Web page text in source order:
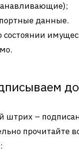
данные.
состоянии
штрих –
прочитайте